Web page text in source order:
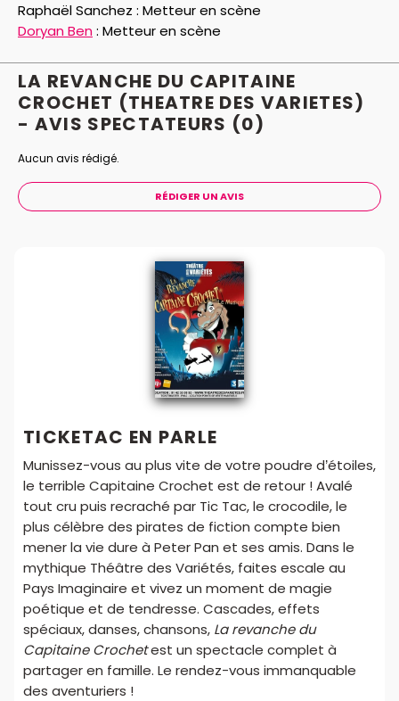
Raphaël Sanchez : Metteur en scène
Doryan Ben: Metteur en scène
LA REVANCHE DU CAPITAINE
CROCHET (THEATRE DES VARIETES)
- AVIS SPECTATEURS (0)
Aucun avis rédigé.
RÉDIGER UN AVIS
TICKETAC EN PARLE
Munissez-vous au plus vite de votre poudre d’étoiles,
le terrible Capitaine Crochet est de retour ! Avalé
tout cru puis recraché par Tic Tac, le crocodile, le
plus célèbre des pirates de fiction compte bien
mener la vie dure à Peter Pan et ses amis. Dans le
mythique Théâtre des Variétés, faites escale au
Pays Imaginaire et vivez un moment de magie
poétique et de tendresse. Cascades, effets
spéciaux, danses, chansons, La revanche du
Capitaine Crochetest un spectacle complet à
partager en famille. Le rendez-vous immanquable
des aventuriers !